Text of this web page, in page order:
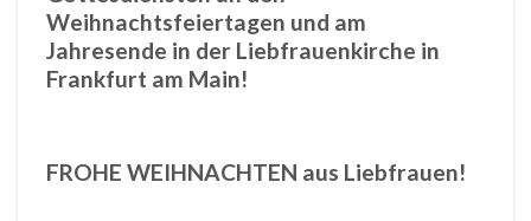
Weihnachtsfeiertagen und am
Jahresende in der Liebfrauenkirche in
Frankfurt am Main!
FROHE WEIHNACHTEN aus Liebfrauen!